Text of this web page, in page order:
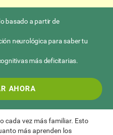
basado a partir de
neurológica para saber tu
más deficitarias.
AHORA
cada vez más familiar. Esto
más aprenden los